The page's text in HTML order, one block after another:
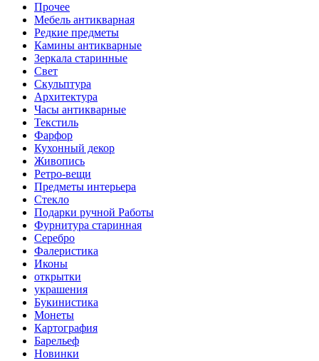
Прочее
Мебель антикварная
Редкие предметы
Камины антикварные
Зеркала старинные
Свет
Скульптура
Архитектура
Часы антикварные
Текстиль
Фарфор
Кухонный декор
Живопись
Ретро-вещи
Предметы интерьера
Стекло
Подарки ручной Работы
Фурнитура старинная
Серебро
Фалеристика
Иконы
открытки
украшения
Букинистика
Монеты
Картография
Барельеф
Новинки